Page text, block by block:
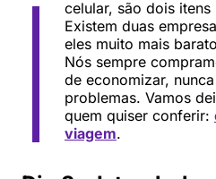
celular, são dois itens
Existem duas
eles muito mais
Nós sempre
de economizar,
problemas. Vamos
quem quiser conferir:
viagem.